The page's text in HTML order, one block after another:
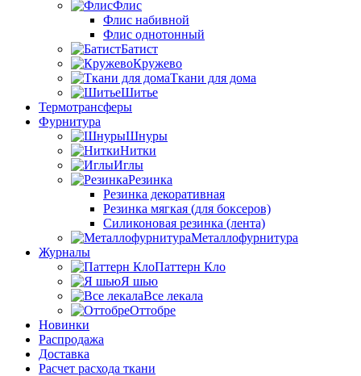
Флис
Флис набивной
Флис однотонный
Батист
Кружево
Ткани для дома
Шитье
Термотрансферы
Фурнитура
Шнуры
Нитки
Иглы
Резинка
Резинка декоративная
Резинка мягкая (для боксеров)
Силиконовая резинка (лента)
Металлофурнитура
Журналы
Паттерн Кло
Я шью
Все лекала
Оттобре
Новинки
Распродажа
Доставка
Расчет расхода ткани